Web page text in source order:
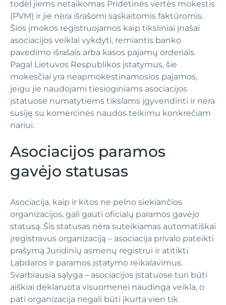
todėl jiems netaikomas Pridėtinės vertės mokestis
(PVM) ir jie nėra išrašomi sąskaitomis faktūromis.
Šios įmokos registruojamos kaip tiksliniai įnašai
asociacijos veiklai vykdyti, remiantis banko
pavedimo išrašais arba kasos pajamų orderiais.
Pagal Lietuvos Respublikos įstatymus, šie
mokesčiai yra neapmokestinamosios pajamos,
jeigu jie naudojami tiesioginiams asociacijos
įstatuose numatytiems tikslams įgyvendinti ir nėra
susiję su komercinės naudos teikimu konkrečiam
nariui.
Asociacijos paramos
gavėjo statusas
Asociacija, kaip ir kitos ne pelno siekiančios
organizacijos, gali gauti oficialų paramos gavėjo
statusą. Šis statusas nėra suteikiamas automatiškai
įregistravus organizaciją – asociacija privalo pateikti
prašymą Juridinių asmenų registrui ir atitikti
Labdaros ir paramos įstatymo reikalavimus.
Svarbiausia sąlyga – asociacijos įstatuose turi būti
aiškiai deklaruota visuomenei naudinga veikla, o
pati organizacija negali būti įkurta vien tik